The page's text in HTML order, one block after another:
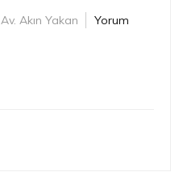
Av. Akın Yakan
Yorum